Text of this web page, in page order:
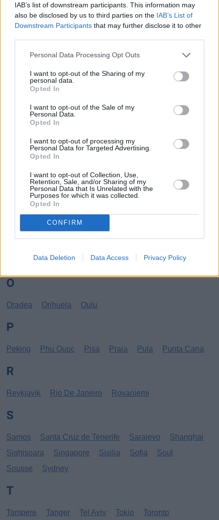
IAB’s list of downstream participants. This information may
also be disclosed by us to third parties on the IAB’s List of
Downstream Participants that may further disclose it to other
Personal Data Processing Opt Outs
I want to opt-out of the Sharing of my
personal data.
Opted In
I want to opt-out of the Sale of my
Personal Data.
Opted In
I want to opt-out of processing my
Personal Data for Targeted Advertising.
Opted In
I want to opt-out of Collection, Use,
Retention, Sale, and/or Sharing of my
Personal Data that Is Unrelated with the
Purposes for which it was collected.
Opted In
CONFIRM
Data Deletion Data Access Privacy Policy
Innsbruck Izmir
Jönköping
Lanzarote Larnaka Lefkas
Linköping
Los Angeles
Lund
Mangalia Marseille
Mexico City
Miami
N
New York Norrköping
O
Oradea Orihuela Oulu
P
Peking Phu Quoc Pisa Praia Pula Punta Cana
R
Reykjavik Rio De Janeiro Rovaniemi
S
Samos Santa Cruz de Tenerife Sarajevo
Shanghai
Sighisoara
Singapore Sisilia Sofia
Soul
Sousse
Sydney
T
Tampere Tanger Tel Aviv Tokio
Toronto